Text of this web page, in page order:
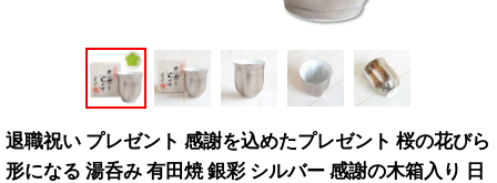
退職祝い プレゼント 感謝を込めたプレゼント 桜の花びら
形になる 湯呑み 有田焼 銀彩 シルバー 感謝の木箱入り 日